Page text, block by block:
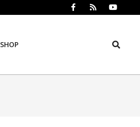
SHOP Search